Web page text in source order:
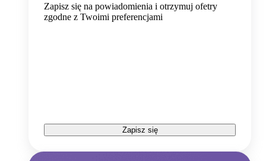
Zapisz się na powiadomienia i otrzymuj ofetry
zgodne z Twoimi preferencjami
Zapisz się